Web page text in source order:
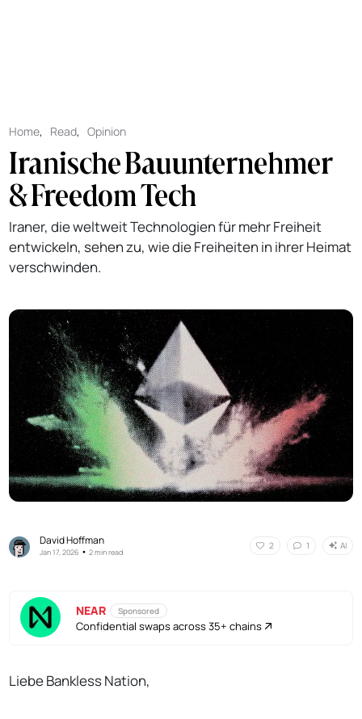
Home, Read,Opinion
Iranische Bauunternehmer
& Freedom Tech
Iraner, die weltweit Technologien für mehr Freiheit
entwickeln, sehen zu, wie die Freiheiten in ihrer Heimat
verschwinden.
David Hoffman
Jan 17, 2026 •2 min read
2 1 AI
NEAR Sponsored
Confidential swaps across 35+ chains
Liebe Bankless Nation,